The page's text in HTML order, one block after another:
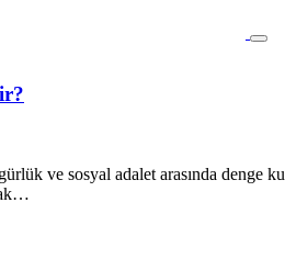
ve sosyal adalet arasında